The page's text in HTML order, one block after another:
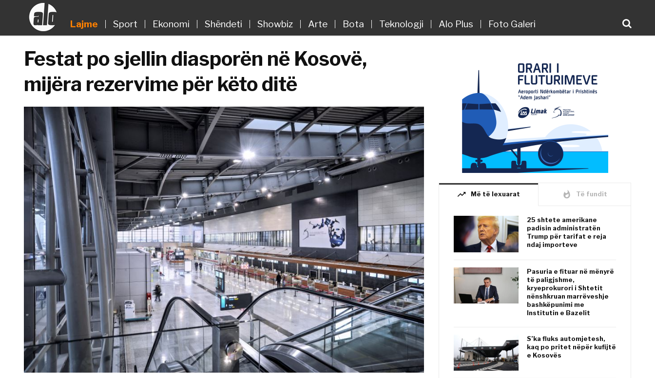
Lajme Sport Ekonomi Shëndeti Showbiz Arte Bota Teknologji Alo Plus Foto Galeri
Festat po sjellin diasporën në Kosovë,
mijëra rezervime për këto ditë
trending_up Më të lexuarat whatshot Të fundit
25 shtete amerikane
padisin administratën
Trump për tarifat e reja
ndaj importeve
Pasuria e fituar në mënyrë
të paligjshme,
kryeprokurori i Shtetit
nënshkruan marrëveshje
bashkëpunimi me
Institutin e Bazelit
S’ka fluks automjetesh,
kaq po pritet nëpër kufijtë
e Kosovës